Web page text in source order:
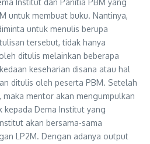
Institut dan Panitia PBM yang
untuk membuat buku. Nantinya,
untuk menulis berupa
tersebut, tidak hanya
ditulis melainkan beberapa
keseharian disana atau hal
ditulis oleh peserta PBM. Setelah
maka mentor akan mengumpulkan
Dema Institut yang
akan bersama-sama
LP2M. Dengan adanya output